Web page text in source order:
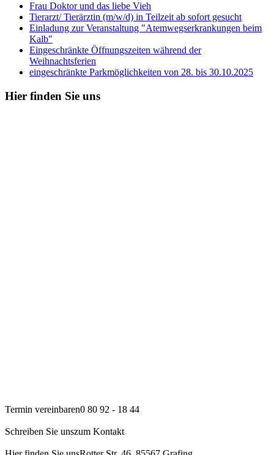
Frau Doktor und das liebe Vieh
Tierarzt/ Tierärztin (m/w/d) in Teilzeit ab sofort gesucht
Einladung zur Veranstaltung "Atemwegserkrankungen beim
Kalb"
Eingeschränkte Öffnungszeiten während der
Weihnachtsferien
eingeschränkte Parkmöglichkeiten von 28. bis 30.10.2025
Hier finden Sie uns
Termin vereinbaren0 80 92 - 18 44
Schreiben Sie unszum Kontakt